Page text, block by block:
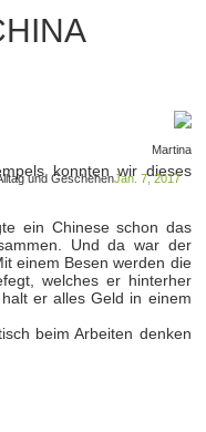
Martina
Jan. 7, 2017
und Geschehen
konnten wir dieses
ein Chinese schon das
Und da war der
einem Besen werden die
welches er hinterher
er alles Geld in einem
beim Arbeiten denken